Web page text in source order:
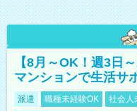
【8月～OK！週3日
マンションで生活サ
派遣 職種未経験OK 社会人